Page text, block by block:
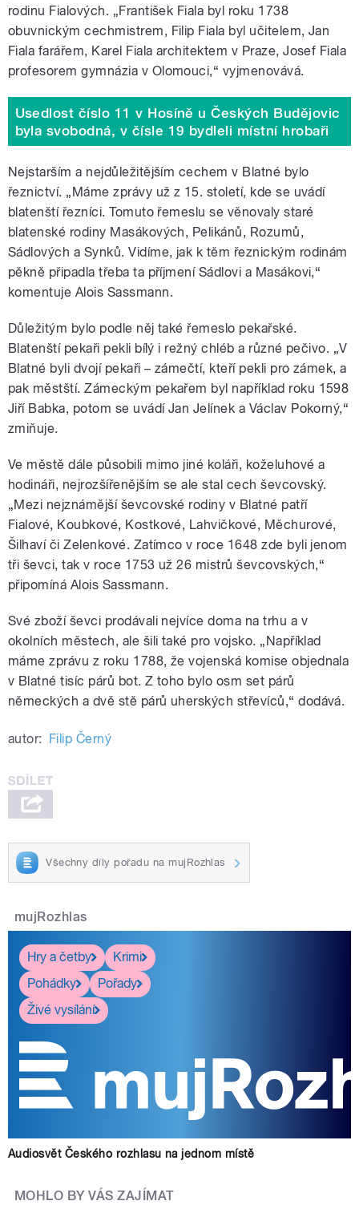
rodinu Fialových. „František Fiala byl roku 1738
obuvnickým cechmistrem, Filip Fiala byl učitelem, Jan
Fiala farářem, Karel Fiala architektem v Praze, Josef Fiala
profesorem gymnázia v Olomouci,“ vyjmenovává.
Usedlost číslo 11 v Hosíně u Českých Budějovic
byla svobodná, v čísle 19 bydleli místní hrobaři
Nejstarším a nejdůležitějším cechem v Blatné bylo
řeznictví. „Máme zprávy už z 15. století, kde se uvádí
blatenští řezníci. Tomuto řemeslu se věnovaly staré
blatenské rodiny Masákových, Pelikánů, Rozumů,
Sádlových a Synků. Vidíme, jak k těm řeznickým rodinám
pěkně připadla třeba ta příjmení Sádlovi a Masákovi,“
komentuje Alois Sassmann.
Důležitým bylo podle něj také řemeslo pekařské.
Blatenští pekaři pekli bílý i režný chléb a různé pečivo. „V
Blatné byli dvojí pekaři – zámečtí, kteří pekli pro zámek, a
pak městští. Zámeckým pekařem byl například roku 1598
Jiří Babka, potom se uvádí Jan Jelínek a Václav Pokorný,“
zmiňuje.
Ve městě dále působili mimo jiné koláři, koželuhové a
hodináři, nejrozšířenějším se ale stal cech ševcovský.
„Mezi nejznámější ševcovské rodiny v Blatné patří
Fialové, Koubkové, Kostkové, Lahvičkové, Měchurové,
Šilhaví či Zelenkové. Zatímco v roce 1648 zde byli jenom
tři ševci, tak v roce 1753 už 26 mistrů ševcovských,“
připomíná Alois Sassmann.
Své zboží ševci prodávali nejvíce doma na trhu a v
okolních městech, ale šili také pro vojsko. „Například
máme zprávu z roku 1788, že vojenská komise objednala
v Blatné tisíc párů bot. Z toho bylo osm set párů
německých a dvě stě párů uherských střevíců,“ dodává.
autor: Filip Černý
Všechny díly pořadu na mujRozhlas
mujRozhlas
Hry a četby
Krimi
Pohádky
Pořady
Živé vysílání
Audiosvět Českého rozhlasu na jednom místě
MOHLO BY VÁS ZAJÍMAT